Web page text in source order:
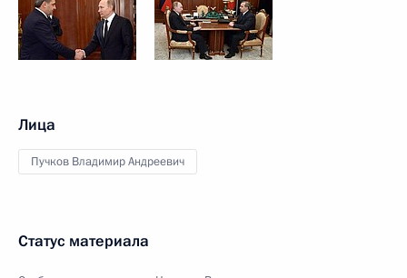
Лица
Пучков Владимир Андреевич
Статус материала